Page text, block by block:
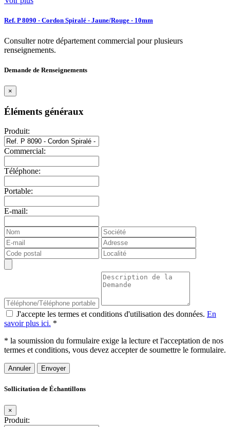
Ref. P 8090 - Cordon Spiralé - Jaune/Rouge - 10mm
Consulter notre département commercial pour plusieurs
renseignements.
Demande de Renseignements
×
Éléments généraux
Produit:
Commercial:
Téléphone:
Portable:
E-mail:
J'accepte les termes et conditions d'utilisation des données. En
savoir plus ici. *
* la soumission du formulaire exige la lecture et l'acceptation de nos
termes et conditions, vous devez accepter de soumettre le formulaire.
Annuler
Sollicitation de Échantillons
×
Produit: